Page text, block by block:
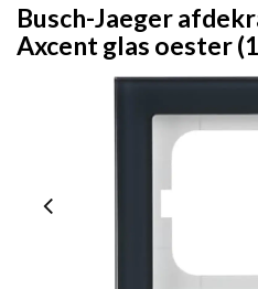
Busch-Jaeger
Axcent glas oester